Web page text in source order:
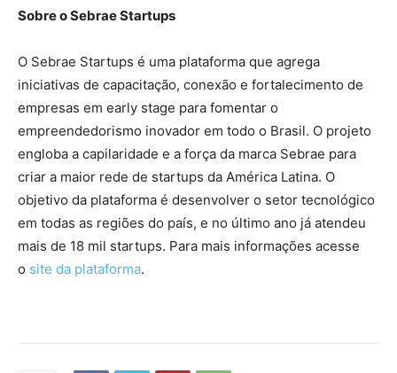
Sobre o Sebrae Startups
O Sebrae Startups é uma plataforma que agrega
iniciativas de capacitação, conexão e fortalecimento de
empresas em early stage para fomentar o
empreendedorismo inovador em todo o Brasil. O projeto
engloba a capilaridade e a força da marca Sebrae para
criar a maior rede de startups da América Latina. O
objetivo da plataforma é desenvolver o setor tecnológico
em todas as regiões do país, e no último ano já atendeu
mais de 18 mil startups. Para mais informações acesse
o site da plataforma.